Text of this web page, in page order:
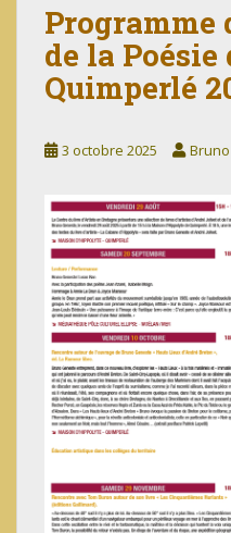
Programme
de la Poésie
Quimperlé
3 octobre 2025